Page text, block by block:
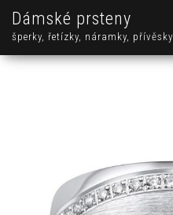
Dámské prsteny
šperky, řetízky, náramky, přívěsky